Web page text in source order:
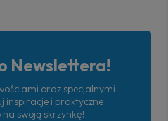
Newslettera!
oraz specjalnymi
i praktyczne
swoją skrzynkę!